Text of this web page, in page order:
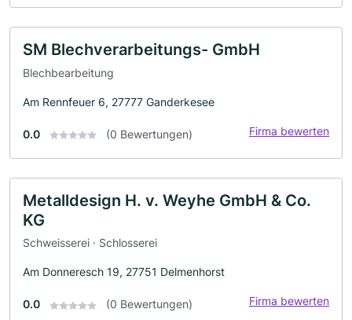
SM Blechverarbeitungs- GmbH
Blechbearbeitung
Am Rennfeuer 6, 27777 Ganderkesee
0.0 (0 Bewertungen) Firma bewerten
Metalldesign H. v. Weyhe GmbH & Co.
KG
Schweisserei · Schlosserei
Am Donneresch 19, 27751 Delmenhorst
0.0 (0 Bewertungen) Firma bewerten